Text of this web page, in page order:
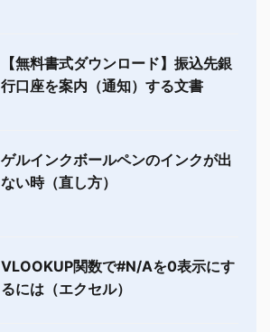
【無料書式ダウンロード】振込先銀
行口座を案内（通知）する文書
ゲルインクボールペンのインクが出
ない時（直し方）
VLOOKUP関数で#N/Aを0表示にす
るには（エクセル）